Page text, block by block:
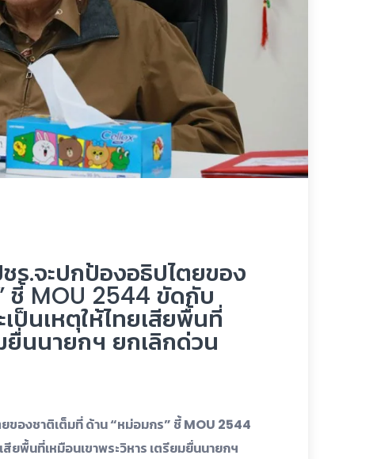
ร.จะปกป้องอธิปไตยของ
ชี้ MOU 2544 ขัดกับ
ป็นเหตุให้ไทยเสียพื้นที่
ยื่นนายกฯ ยกเลิกด่วน
องชาติเต็มที่ ด้าน “หม่อมกร” ชี้ MOU 2544
สียพื้นที่เหมือนเขาพระวิหาร เตรียมยื่นนายกฯ